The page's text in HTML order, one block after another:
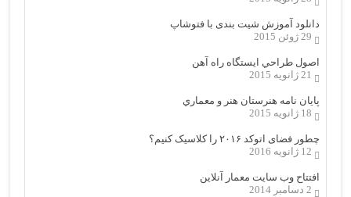
دانلود آموزش شیت بندی با فتوشاپ
29 ژوئن 2015
اصول طراحي ایستگاه راه آهن
21 ژانویه 2015
پایان نامه هنرستان هنر و معماري
18 ژانویه 2015
چطور فضای اتوکد ۲۰۱۶ را کلاسیک کنیم؟
12 ژانویه 2016
افتتاح وب سایت معمار آنلاین
2 دسامبر 2014